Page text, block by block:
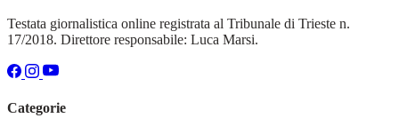
Testata giornalistica online registrata al Tribunale di Trieste n.
17/2018. Direttore responsabile: Luca Marsi.
Categorie